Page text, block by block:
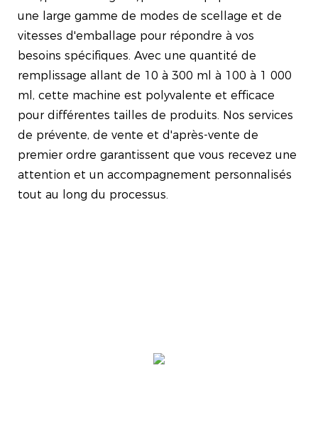
une large gamme de modes de scellage et de
vitesses d'emballage pour répondre à vos
besoins spécifiques. Avec une quantité de
remplissage allant de 10 à 300 ml à 100 à 1 000
ml, cette machine est polyvalente et efficace
pour différentes tailles de produits. Nos services
de prévente, de vente et d'après-vente de
premier ordre garantissent que vous recevez une
attention et un accompagnement personnalisés
tout au long du processus.